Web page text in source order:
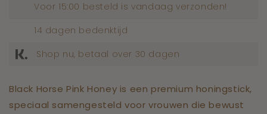
Voor 15:00 besteld is vandaag verzonden!
14 dagen bedenktijd
Shop nu, betaal over 30 dagen
Black Horse Pink Honey is een premium honingstick,
speciaal samengesteld voor vrouwen die bewust